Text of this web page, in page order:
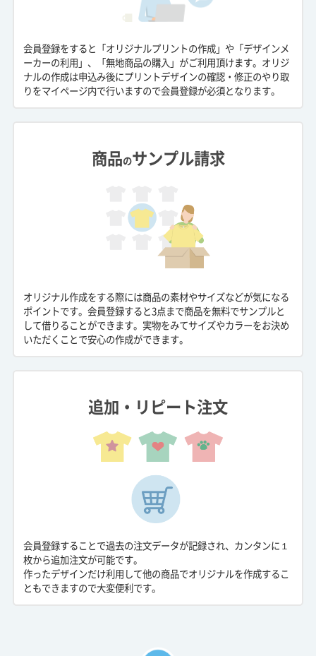
会員登録をすると「オリジナルプリントの作成」や「デザインメ
ーカーの利用」、「無地商品の購入」がご利用頂けます。オリジ
ナルの作成は申込み後にプリントデザインの確認・修正のやり取
りをマイページ内で行いますので会員登録が必須となります。
商品のサンプル請求
オリジナル作成をする際には商品の素材やサイズなどが気になる
ポイントです。会員登録すると3点まで商品を無料でサンプルと
して借りることができます。実物をみてサイズやカラーをお決め
いただくことで安心の作成ができます。
追加・リピート注文
会員登録することで過去の注文データが記録され、カンタンに１
枚から追加注文が可能です。
作ったデザインだけ利用して他の商品でオリジナルを作成するこ
ともできますので大変便利です。